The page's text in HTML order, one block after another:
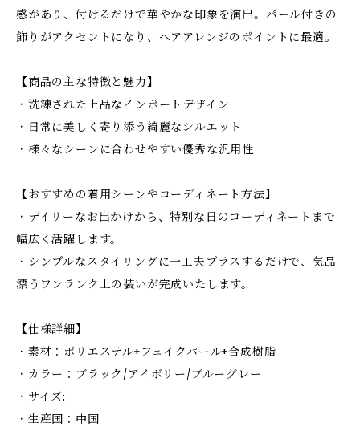
感があり、付けるだけで華やかな印象を演出。パール付きの
飾りがアクセントになり、ヘアアレンジのポイントに最適。
【商品の主な特徴と魅力】
・洗練された上品なインポートデザイン
・日常に美しく寄り添う綺麗なシルエット
・様々なシーンに合わせやすい優秀な汎用性
【おすすめの着用シーンやコーディネート方法】
・デイリーなお出かけから、特別な日のコーディネートまで
幅広く活躍します。
・シンプルなスタイリングに一工夫プラスするだけで、気品
漂うワンランク上の装いが完成いたします。
【仕様詳細】
・素材：ポリエステル+フェイクパール+合成樹脂
・カラー：ブラック/アイボリー/ブルーグレー
・サイズ:
・生産国：中国